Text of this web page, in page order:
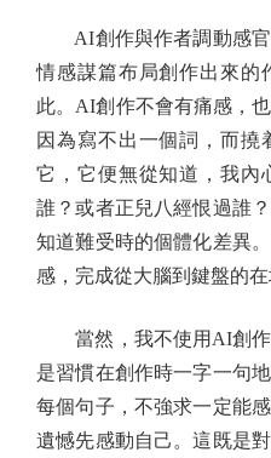
AI創作與作者調動感官
情感謀篇布局創作出來的
此。AI創作不會有痛感，
因為寫不出一個詞，而撓
它，它便無從知道，我內
誰？或者正兒八經恨過誰
知道難受時的個體化差異
感，完成從大腦到鍵盤的在
當然，我不使用AI創作
是習慣在創作時一字一句
每個句子，不強求一定能
遺憾先感動自己。這既是